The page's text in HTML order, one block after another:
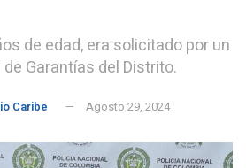
de edad, era solicitado por un
Garantías del Distrito.
Caribe
Agosto 29, 2024